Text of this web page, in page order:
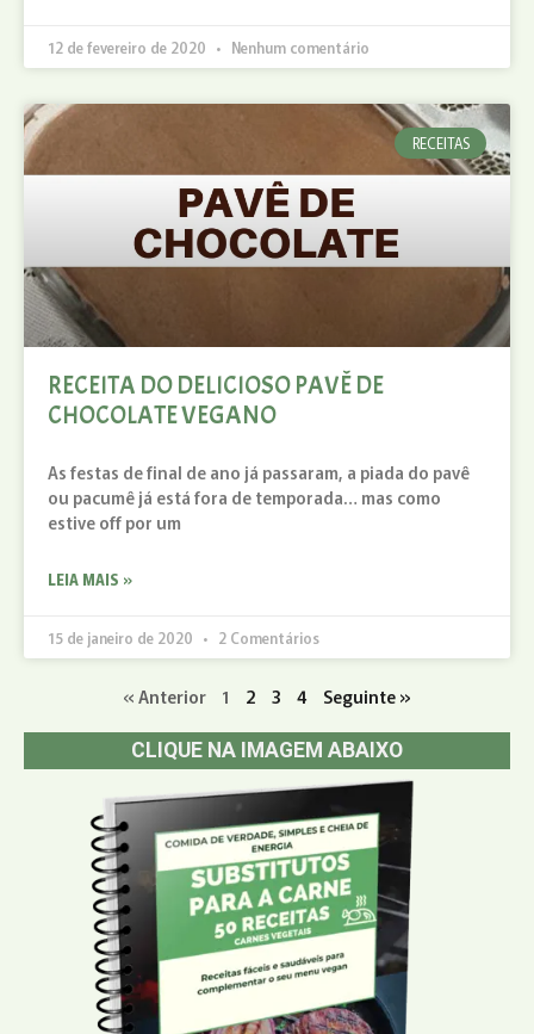
12 de fevereiro de 2020 Nenhum comentário
RECEITAS
RECEITA DO DELICIOSO PAVÊ DE
CHOCOLATE VEGANO
As festas de final de ano já passaram, a piada do pavê
ou pacumê já está fora de temporada… mas como
estive off por um
LEIA MAIS »
15 de janeiro de 2020 2 Comentários
« Anterior 1 2 3 4 Seguinte »
CLIQUE NA IMAGEM ABAIXO